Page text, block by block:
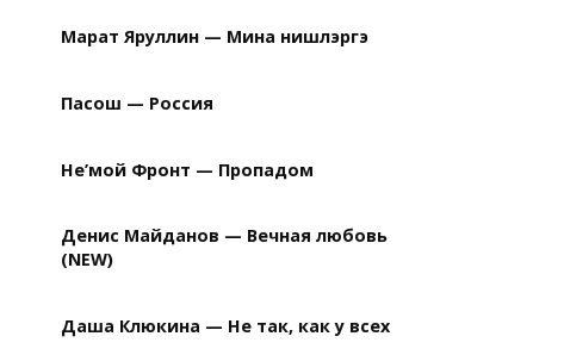
Марат Яруллин — Мина нишлэргэ
Пасош — Россия
Не’мой Фронт — Пропадом
Денис Майданов — Вечная любовь
(NEW)
Даша Клюкина — Не так, как у всех